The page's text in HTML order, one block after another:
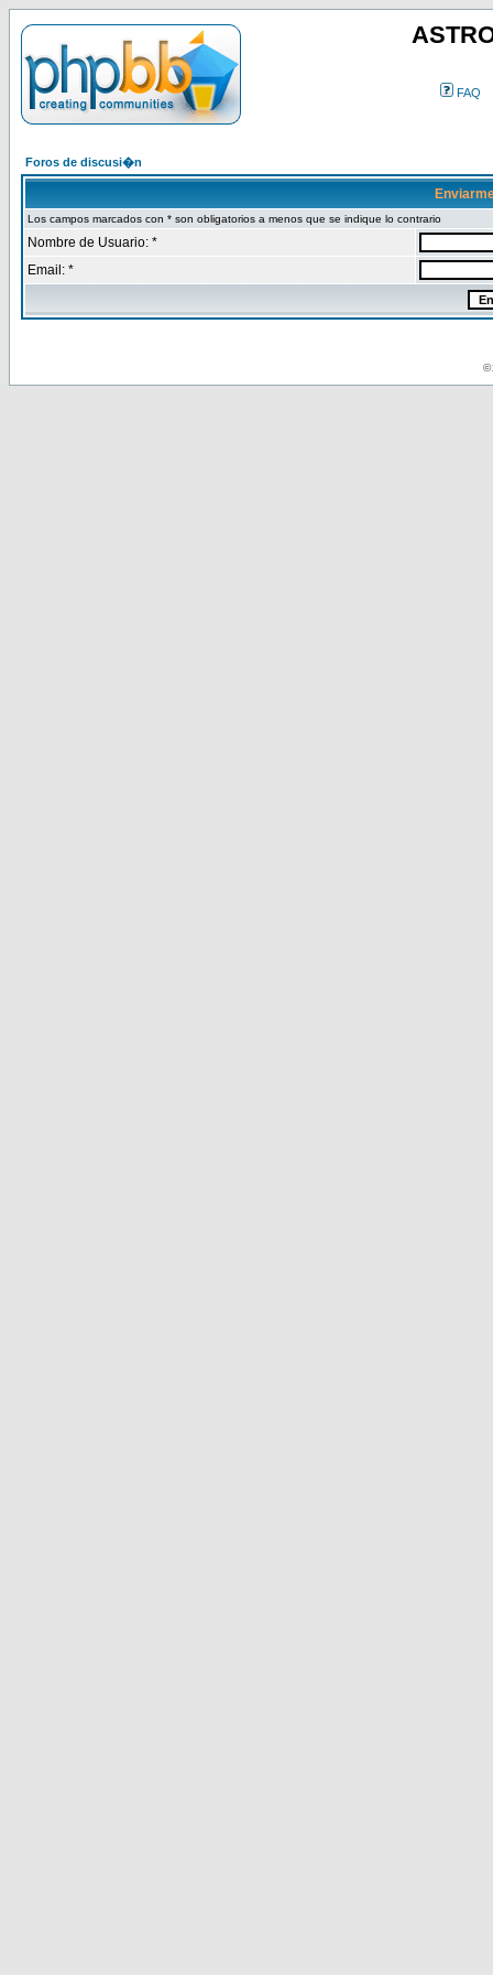
FAQ
Foros de discusi�n
Los campos marcados con * son obligatorios a menos que se indique lo contrario
Nombre de Usuario: *
Email: *
©